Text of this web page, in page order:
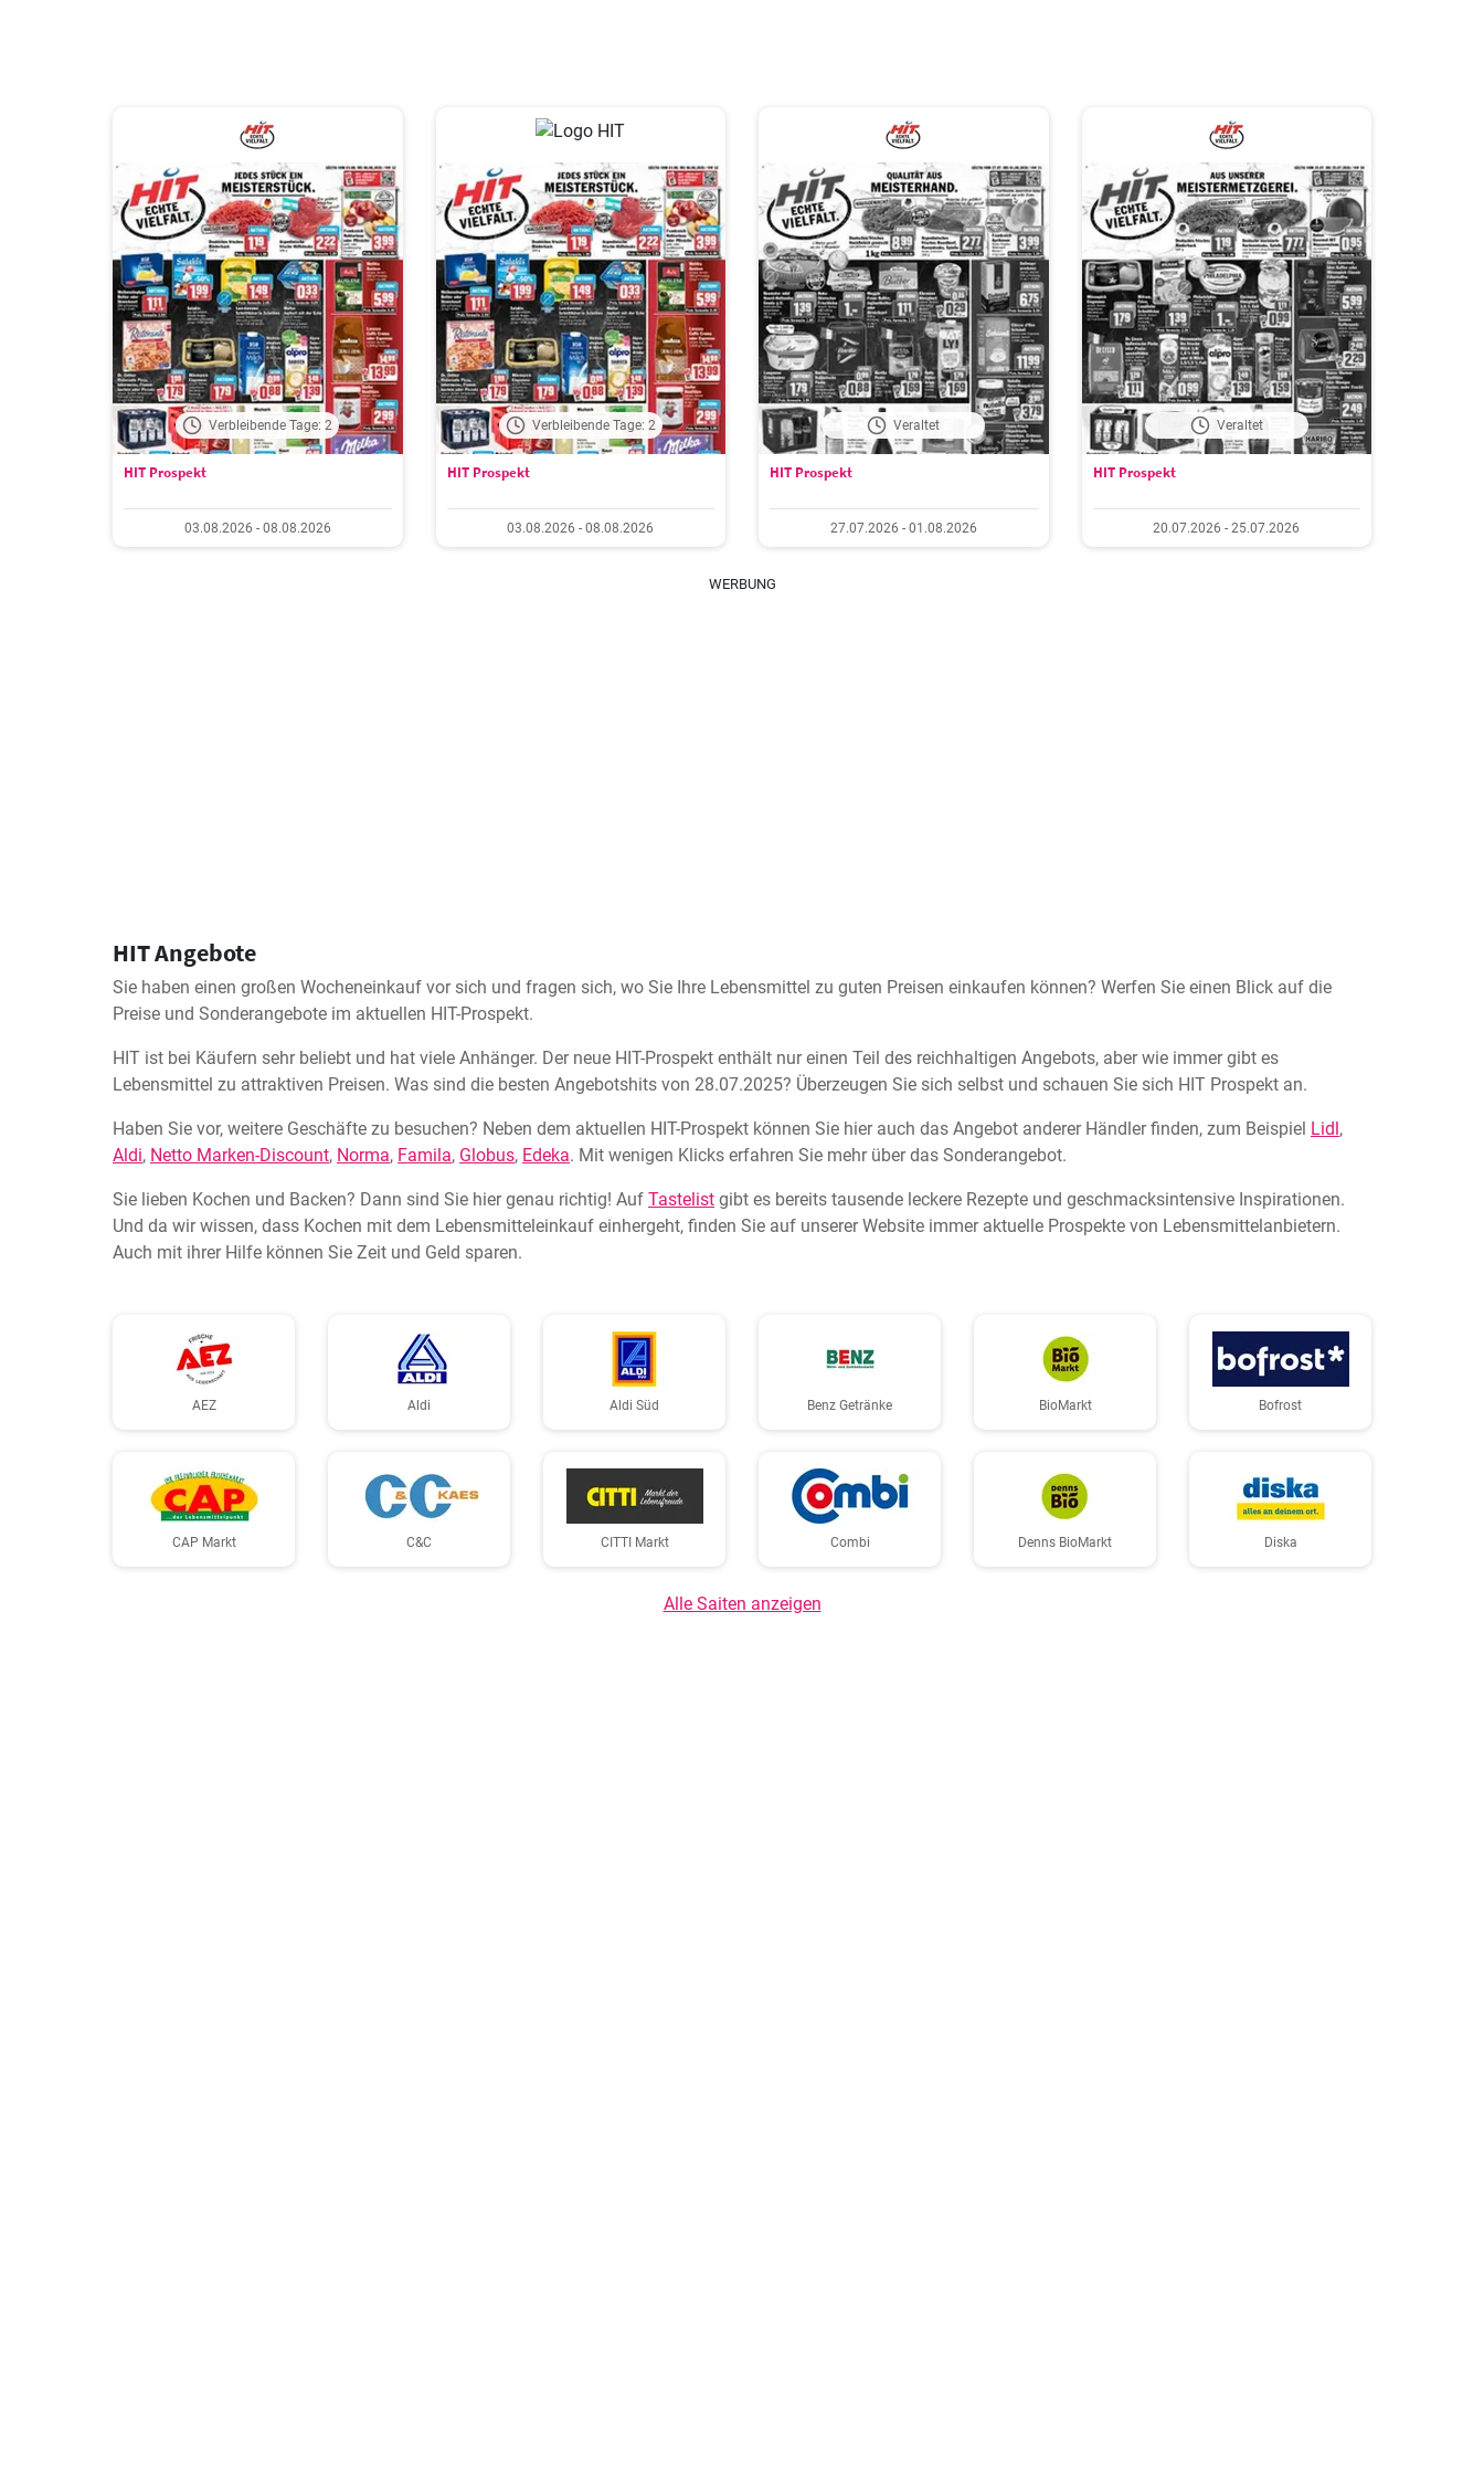
Verbleibende Tage: 2
HIT Prospekt
03.08.2026 - 08.08.2026
Verbleibende Tage: 2
HIT Prospekt
03.08.2026 - 08.08.2026
Veraltet
HIT Prospekt
27.07.2026 - 01.08.2026
Veraltet
HIT Prospekt
20.07.2026 - 25.07.2026
WERBUNG
HIT Angebote
Sie haben einen großen Wocheneinkauf vor sich und fragen sich, wo Sie Ihre Lebensmittel zu guten Preisen einkaufen können? Werfen Sie einen Blick auf die
Preise und Sonderangebote im aktuellen HIT-Prospekt.
HIT ist bei Käufern sehr beliebt und hat viele Anhänger. Der neue HIT-Prospekt enthält nur einen Teil des reichhaltigen Angebots, aber wie immer gibt es
Lebensmittel zu attraktiven Preisen. Was sind die besten Angebotshits von 28.07.2025? Überzeugen Sie sich selbst und schauen Sie sich HIT Prospekt an.
Haben Sie vor, weitere Geschäfte zu besuchen? Neben dem aktuellen HIT-Prospekt können Sie hier auch das Angebot anderer Händler finden, zum Beispiel Lidl,
Aldi, Netto Marken-Discount, Norma, Famila, Globus, Edeka. Mit wenigen Klicks erfahren Sie mehr über das Sonderangebot.
Sie lieben Kochen und Backen? Dann sind Sie hier genau richtig! Auf Tastelist gibt es bereits tausende leckere Rezepte und geschmacksintensive Inspirationen.
Und da wir wissen, dass Kochen mit dem Lebensmitteleinkauf einhergeht, finden Sie auf unserer Website immer aktuelle Prospekte von Lebensmittelanbietern.
Auch mit ihrer Hilfe können Sie Zeit und Geld sparen.
AEZ Aldi Aldi Süd Benz Getränke BioMarkt Bofrost
CAP Markt C&C CITTI Markt Combi Denns BioMarkt Diska
Alle Saiten anzeigen